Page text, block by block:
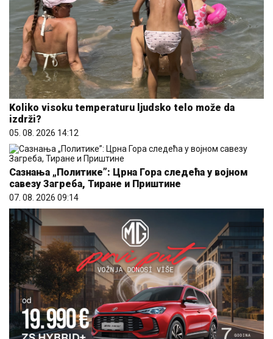
Koliko visoku temperaturu ljudsko telo može da
izdrži?
05. 08. 2026 14:12
Сазнања „Политике”: Црна Гора следећа у војном
савезу Загреба, Тиране и Приштине
07. 08. 2026 09:14